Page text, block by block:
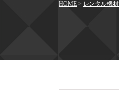
HOME > レンタル機材